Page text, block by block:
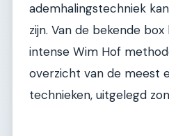
ademhalingstechniek
zijn. Van de bekende
intense Wim Hof
overzicht van de meest
technieken, uitgelegd